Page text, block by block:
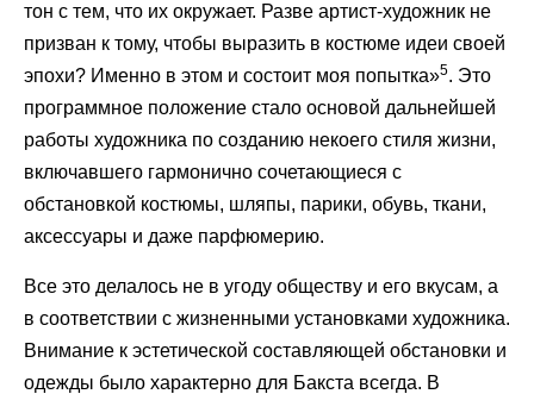
тон с тем, что их окружает. Разве артист-художник не
призван к тому, чтобы выразить в костюме идеи своей
эпохи? Именно в этом и состоит моя попытка»5. Это
программное положение стало основой дальнейшей
работы художника по созданию некоего стиля жизни,
включавшего гармонично сочетающиеся с
обстановкой костюмы, шляпы, парики, обувь, ткани,
аксессуары и даже парфюмерию.
Все это делалось не в угоду обществу и его вкусам, а
в соответствии с жизненными установками художника.
Внимание к эстетической составляющей обстановки и
одежды было характерно для Бакста всегда. В